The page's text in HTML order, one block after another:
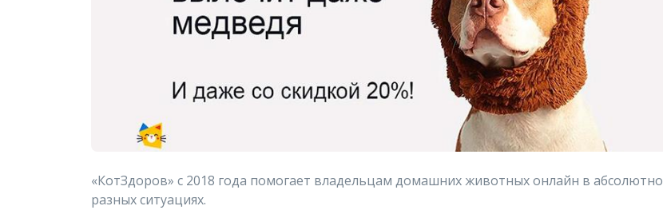
«КотЗдоров» с 2018 года помогает владельцам домашних животных онлайн в абсолютно
разных ситуациях.